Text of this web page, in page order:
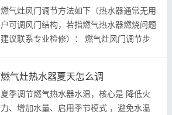
燃气灶风门调节方法如下（热水器通常无用
户可调风门结构，若指燃气热水器燃烧问题
建议联系专业检修）： 燃气灶风门调节步
控制内圈火焰； 右侧拨片 ：控制...
燃气灶热水器夏天怎么调
夏季调节燃气热水器水温，核心是 降低火
力、增加水量、启用季节模式 ，避免水温